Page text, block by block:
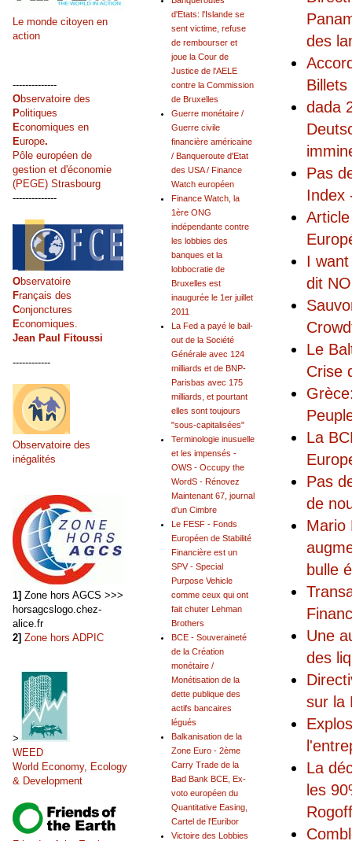
des
dada
Pas
Index
I
dit
Le
Crise
La
Pas
de
Mario
bulle
Une
des
sur la
La
les
Rogoff
d'Etats: l'Islande se
sent victime, refuse
de rembourser et
joue la Cour de
Justice de l'AELE
contre la Commission
de Bruxelles
Guerre monétaire /
Guerre civile
financière américaine
/ Banqueroute d'Etat
des USA / Finance
Watch européen
Finance Watch, la
1ère ONG
indépendante contre
les lobbies des
banques et la
lobbocratie de
Bruxelles est
inaugurée le 1er juillet
2011
La Fed a payé le bail-
out de la Société
Générale avec 124
milliards et de BNP-
Parisbas avec 175
milliards, et pourtant
elles sont toujours
"sous-capitalisées"
Terminologie inusuelle
et les impensés -
OWS - Occupy the
WordS - Rénovez
Maintenant 67, journal
d'un Cimbre
Le FESF - Fonds
Européen de Stabilité
Financière est un
SPV - Special
Purpose Vehicle
comme ceux qui ont
fait chuter Lehman
Brothers
BCE - Souveraineté
de la Création
monétaire /
Monétisation de la
dette publique des
actifs bancaires
légués
Balkanisation de la
Zone Euro - 2ème
Carry Trade de la
Bad Bank BCE, Ex-
voto européen du
Quantitative Easing,
Cartel de l'Euribor
Victoire des Lobbies
Le monde citoyen en
action
--------------
Observatoire des
Politiques
Economiques en
Europe.
Pôle européen de
gestion et d'économie
(PEGE) Strasbourg
--------------
Observatoire
Français des
Conjonctures
Economiques.
Jean Paul Fitoussi
------------
Observatoire des
inégalités
1] Zone hors AGCS >>>
horsagcslogo.chez-
alice.fr
2] Zone hors ADPIC
>
WEED
World Economy, Ecology
& Development